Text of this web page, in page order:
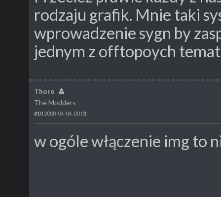
rodzaju grafik. Mnie taki
wprowadzenie sygn by
jednym z offtopoych
Thoro
The Modders
#10 2008-04-04, 00:01
w ogóle włączenie img to